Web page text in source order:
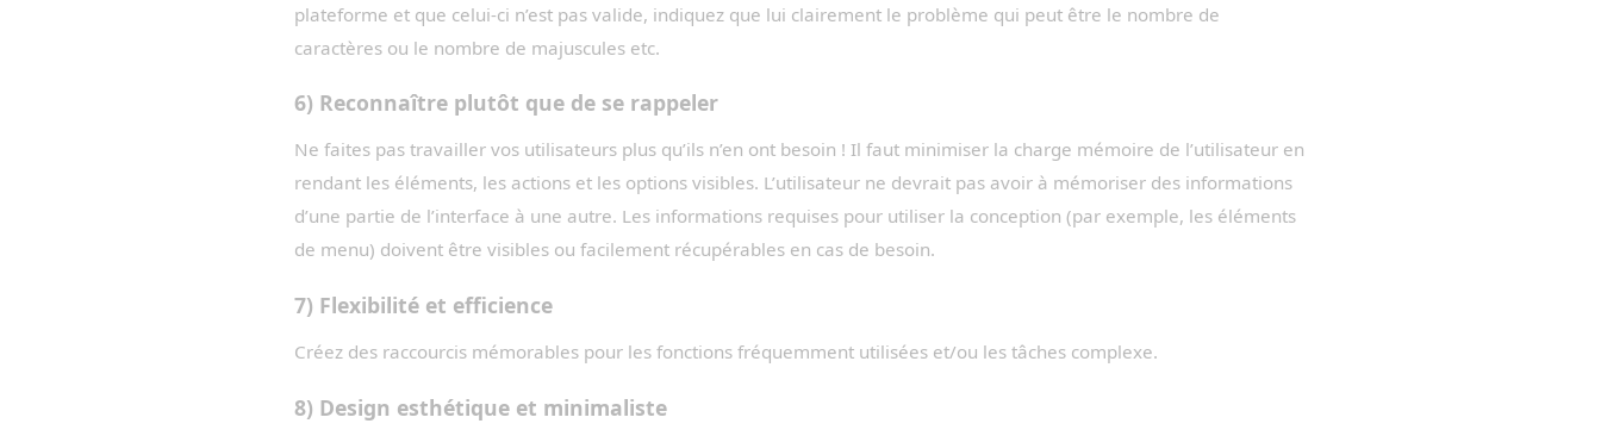
plateforme et que celui-ci n’est pas valide, indiquez que lui clairement le problème qui peut être le nombre de
caractères ou le nombre de majuscules etc.
6) Reconnaître plutôt que de se rappeler
Ne faites pas travailler vos utilisateurs plus qu’ils n’en ont besoin ! Il faut minimiser la charge mémoire de l’utilisateur en
rendant les éléments, les actions et les options visibles. L’utilisateur ne devrait pas avoir à mémoriser des informations
d’une partie de l’interface à une autre. Les informations requises pour utiliser la conception (par exemple, les éléments
de menu) doivent être visibles ou facilement récupérables en cas de besoin.
7) Flexibilité et efficience
Créez des raccourcis mémorables pour les fonctions fréquemment utilisées et/ou les tâches complexe.
8) Design esthétique et minimaliste